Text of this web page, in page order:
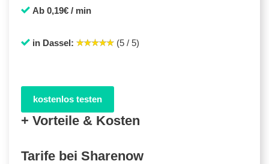
Ab 0,19€ / min
in Dassel: (5 / 5)
kostenlos testen
+ Vorteile & Kosten
Tarife bei Sharenow